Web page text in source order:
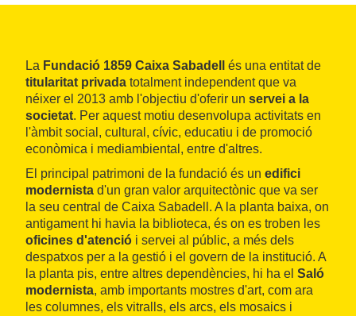
La Fundació 1859 Caixa Sabadell
és una entitat de
titularitat privada totalment independent que va
néixer el 2013 amb l'objectiu d'oferir un servei a la
societat. Per aquest motiu desenvolupa activitats en
l'àmbit social, cultural, cívic, educatiu i de promoció
econòmica i mediambiental, entre d'altres.
El principal patrimoni de la fundació és un edifici
modernista d'un gran valor arquitectònic que va ser
la seu central de Caixa Sabadell. A la planta baixa, on
antigament hi havia la biblioteca, és on es troben les
oficines d'atenció i servei al públic, a més dels
despatxos per a la gestió i el govern de la institució. A
la planta pis, entre altres dependències, hi ha el Saló
modernista, amb importants mostres d'art, com ara
les columnes, els vitralls, els arcs, els mosaics i